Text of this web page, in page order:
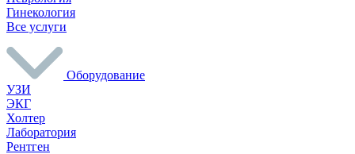
Гинекология
Все услуги
Оборудование
УЗИ
ЭКГ
Холтер
Лаборатория
Рентген